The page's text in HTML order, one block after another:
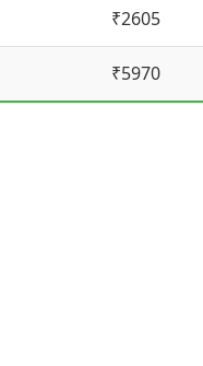
₹2605
₹5970